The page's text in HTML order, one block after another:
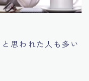
と思われた人も多い